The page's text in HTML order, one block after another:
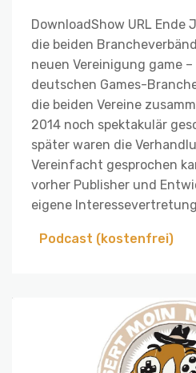
DownloadShow URL
die beiden
neuen Vereinigung game
deutschen Games-
die beiden Vereine
2014 noch spektakulär
später waren die
Vereinfacht gesprochen
vorher Publisher und
eigene
Podcast (kostenfrei)